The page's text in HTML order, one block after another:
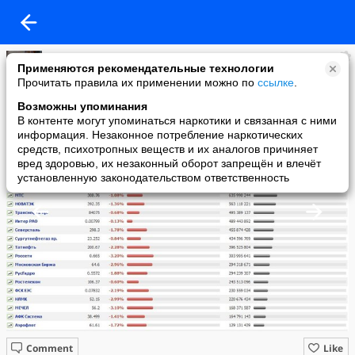
Применяются рекомендательные технологии
Прочитать правила их применении можно по ссылке
Возможны упоминания
В контенте могут упоминаться наркотики и связанная с ними
информация. Незаконное потребление наркотических
средств, психотропных веществ и их аналогов причиняет
вред здоровью, их незаконный оборот запрещён и влечёт
установленную законодательством ответственность
ОС
added a photo
03 Dec в 16:56
Like
Comment